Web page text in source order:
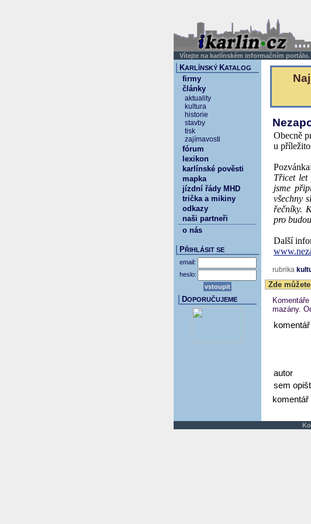
Vítejte na karlínském informačním portálu.
Obecně
u
Pozvánka:
Třicet let
jsme
všechny
řečníky.
pro
Další
rubrika
Zde
mazány.
komentář
autor
sem
komentář
KARLÍNSKÝ KATALOG
firmy
články
aktuality
kultura
historie
stavby
tisk
zajímavosti
fórum
lexikon
karlínské pověsti
mapka
jízdní řády MHD
trička a mikiny
odkazy
naši partneři
o nás
PŘIHLÁSIT SE
email:
heslo:
DOPORUČUJEME